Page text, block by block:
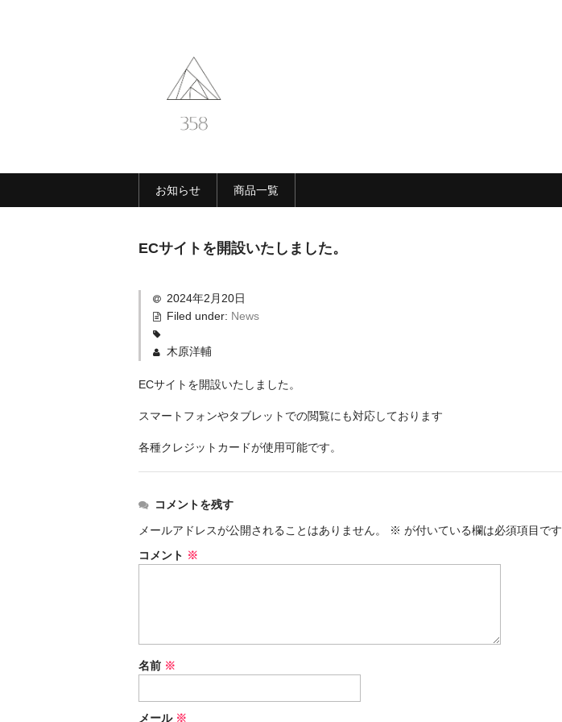
お知らせ 商品一覧
ECサイトを開設いたしました。
2024年2月20日
Filed under: News
木原洋輔
ECサイトを開設いたしました。
スマートフォンやタブレットでの閲覧にも対応しております
各種クレジットカードが使用可能です。
コメントを残す
メールアドレスが公開されることはありません。
※ が付いている欄は必須項目です
コメント ※
名前 ※
メール ※